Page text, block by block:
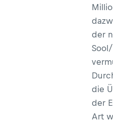
der
die
der
Art